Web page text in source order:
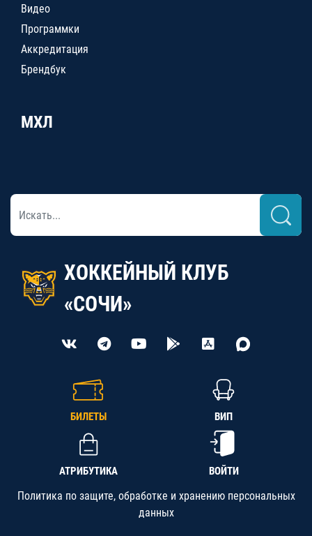
Видео
Программки
Аккредитация
Брендбук
МХЛ
ХОККЕЙНЫЙ КЛУБ
«СОЧИ»
БИЛЕТЫ ВИП
АТРИБУТИКА ВОЙТИ
Политика по защите, обработке и хранению персональных
данных